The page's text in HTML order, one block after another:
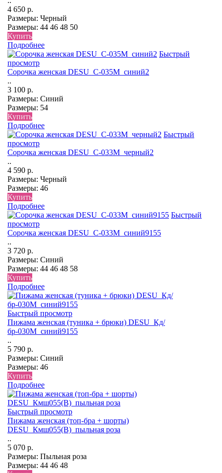
4 650 р.
Размеры: Черный
Размеры: 44 46 48 50
Купить
Подробнее
Быстрый
просмотр
Сорочка женская DESU_С-035М_синий2
..
3 100 р.
Размеры: Синий
Размеры: 54
Купить
Подробнее
Быстрый
просмотр
Сорочка женская DESU_С-033М_черный2
..
4 590 р.
Размеры: Черный
Размеры: 46
Купить
Подробнее
Быстрый
просмотр
Сорочка женская DESU_С-033М_синий9155
..
3 720 р.
Размеры: Синий
Размеры: 44 46 48 58
Купить
Подробнее
Быстрый просмотр
Пижама женская (туника + брюки) DESU_Кд/
бр-030М_синий9155
..
5 790 р.
Размеры: Синий
Размеры: 46
Купить
Подробнее
Быстрый просмотр
Пижама женская (топ-бра + шорты)
DESU_Кмш055(В)_пыльная роза
..
5 070 р.
Размеры: Пыльная роза
Размеры: 44 46 48